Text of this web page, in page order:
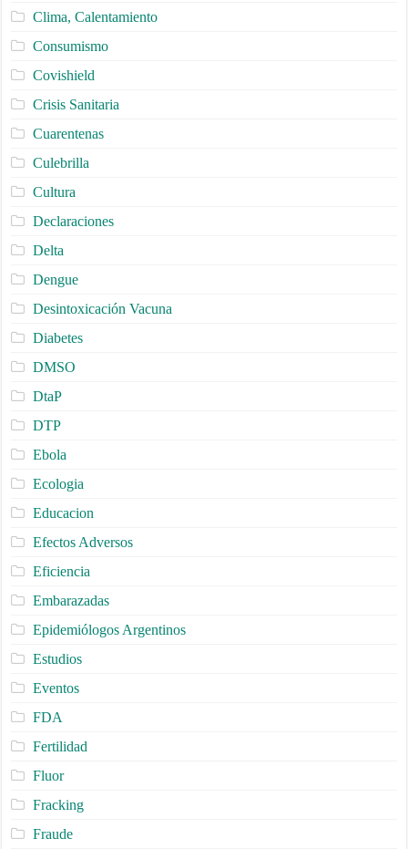
Clima, Calentamiento
Consumismo
Covishield
Crisis Sanitaria
Cuarentenas
Culebrilla
Cultura
Declaraciones
Delta
Dengue
Desintoxicación Vacuna
Diabetes
DMSO
DtaP
DTP
Ebola
Ecologia
Educacion
Efectos Adversos
Eficiencia
Embarazadas
Epidemiólogos Argentinos
Estudios
Eventos
FDA
Fertilidad
Fluor
Fracking
Fraude